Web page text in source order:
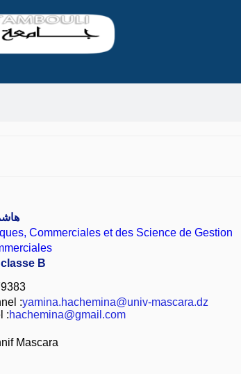
Commerciales et des Science de Gestion
B
:yamina.hachemina@univ-mascara.dz
:hachemina@gmail.com
Mascara